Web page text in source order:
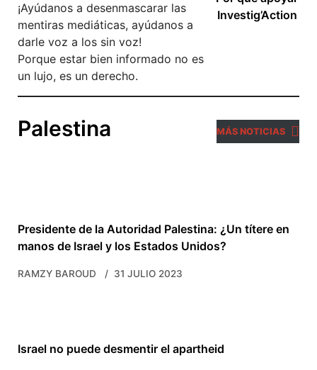
¡Ayúdanos a desenmascarar las
mentiras mediáticas, ayúdanos a
darle voz a los sin voz!
Porque estar bien informado no es
un lujo, es un derecho.
Investig’Action
Palestina MÁS NOTICIAS
Presidente de la Autoridad Palestina: ¿Un títere en
manos de Israel y los Estados Unidos?
RAMZY BAROUD 31 JULIO 2023
Israel no puede desmentir el apartheid